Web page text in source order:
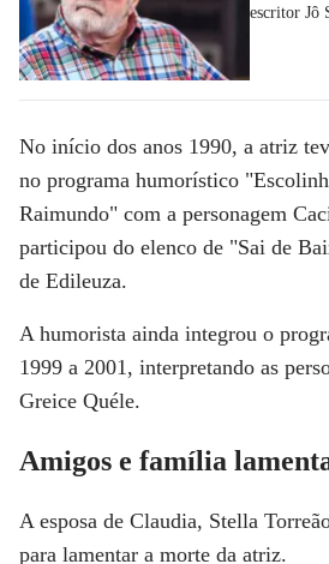
escritor Jô
No início dos anos 1990, a atriz
no programa humorístico "
Raimundo" com a personagem
participou do elenco de "Sai de
de Edileuza.
A humorista ainda integrou o
1999 a 2001, interpretando as
Greice Quéle.
Amigos e família
A esposa de Claudia, Stella
para lamentar a morte da atriz.